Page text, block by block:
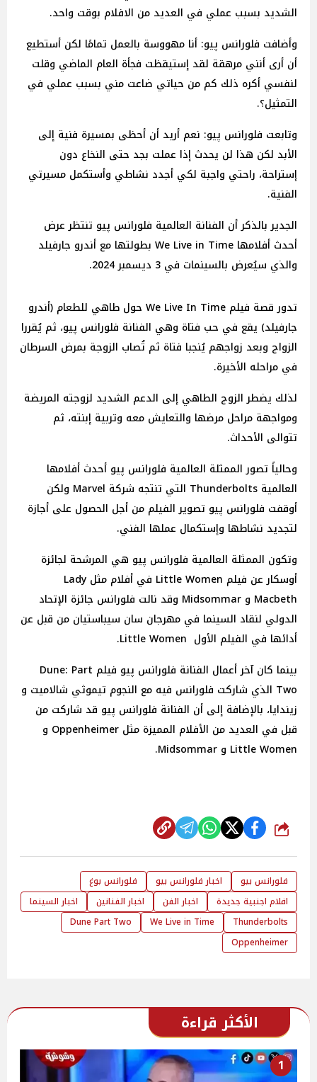
الشديد بسبب عملي في العديد من الافلام بوقت واحد.
وأضافت فلورانس پيو: أنا مهووسة بالعمل تمامًا لكن أستطيع
أن أرى أنني مرهقة لقد إستيقظت فجأة العام الماضي وقلت
لنفسي أكره ذلك كم من حياتي ضاعت مني بسبب عملي في
التمثيل؟.
وتابعت فلورانس پيو: نعم أريد أن أحظى بمسيرة فنية إلى
الأبد لكن هذا لن يحدث إذا عملت بجد حتى النخاع دون
إستراحة، راحتي واجبة لكي أجدد نشاطي وأستكمل مسيرتي
الفنية.
الجدير بالذكر أن الفنانة العالمية فلورانس پيو تنتظر عرض
أحدث أفلامها We Live in Time بطولتها مع أندرو جارفيلد
والذي سيُعرض بالسينمات في 3 ديسمبر 2024.
تدور قصة فيلم We Live In Time حول طاهي للطعام (أندرو
جارفيلد) يقع في حب فتاة وهي الفنانة فلورانس پيو، ثم يُقررا
الزواج وبعد زواجهم يُنجبا فتاة ثم تُصاب الزوجة بمرض السرطان
في مراحله الأخيرة.
لذلك يضطر الزوج الطاهي إلى الدعم الشديد لزوجته المريضة
ومواجهة مراحل مرضها والتعايش معه وتربية إبنته، ثم
تتوالى الأحداث.
وحالياً تصور الممثلة العالمية فلورانس پيو أحدث أفلامها
العالمية Thunderbolts التي تنتجه شركة Marvel ولكن
أوقفت فلورانس پيو تصوير الفيلم من أجل الحصول على أجازة
لتجديد نشاطها وإستكمال عملها الفني.
وتكون الممثلة العالمية فلورانس پيو هي المرشحة لجائزة
أوسكار عن فيلم Little Women في أفلام مثل Lady
Macbeth و Midsommar وقد نالت فلورانس جائزة الإتحاد
الدولي لنقاد السينما في مهرجان سان سيباستيان من قبل عن
أدائها في الفيلم الأول Little Women.
بينما كان آخر أعمال الفنانة فلورانس پيو فيلم Dune: Part
Two الذي شاركت فلورانس فيه مع النجوم تيموثي شالاميت و
زيندايا، بالإضافة إلى أن الفنانة فلورانس پيو قد شاركت من
قبل في العديد من الأفلام المميزة مثل Oppenheimer و
Little Women و Midsommar.
شارك
فلورانس بيو اخبار فلورانس بيو
فلورانس بوغ
افلام اجنبية جديدة
اخبار الفن اخبار الفنانين
اخبار السينما
Thunderbolts
We Live in Time
Dune Part Two
Oppenheimer
الأكثر قراءة
1